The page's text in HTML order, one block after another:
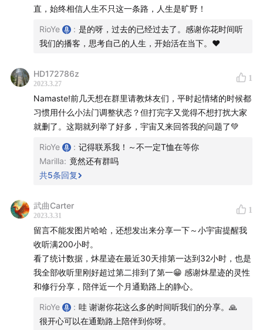
直，始终相信人生不只这一条路，人生是旷野！
RioYe : 是的呀，过去的已经过去了。感谢你花时间听
我们的播客，思考自己的人生，开始活在当下。❤️
HD172786z
2023.3.27
1
Namaste!前几天想在群里请教炑友们，平时起情绪的时候都
习惯用什么小法门调整状态？但打完字又觉得不想打扰大家
就删了。这期就列举了好多，宇宙又来回答我的问题了💚
RioYe : 记得联系我！～不一定T恤在等你
Marilla: 竟然还有群吗
共5条回复
武曲Carter
2023.3.31
1
留言不能发图片哈哈，还想发出来分享一下～小宇宙提醒我
收听满200小时。
看了统计数据，炑星迹在最近30天排第一达到32小时，也是
我全部收听里刚好超过第二排到了第一😁 感谢炑星迹的灵性
和修行分享，陪伴近一个月通勤路上的静心。
RioYe : 哇 谢谢你花这么多的时间听我们的分享。🙏
很开心可以在通勤路上陪伴到你呀。